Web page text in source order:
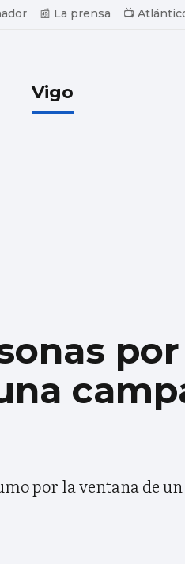
📰 La prensa 📺
Vigo
por la ventana de